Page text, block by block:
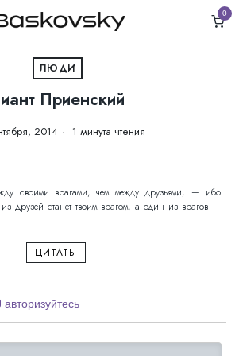
0
ЛЮДИ
Приенский
2014 1 минута чтения
своими врагами, чем между друзьями, — ибо
друзей станет твоим врагом, а один из врагов —
ЦИТАТЫ
авторизуйтесь